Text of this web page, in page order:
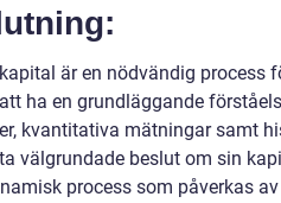
är en nödvändig process
ha en grundläggande
kvantitativa mätningar samt
välgrundade beslut om sin
process som påverkas